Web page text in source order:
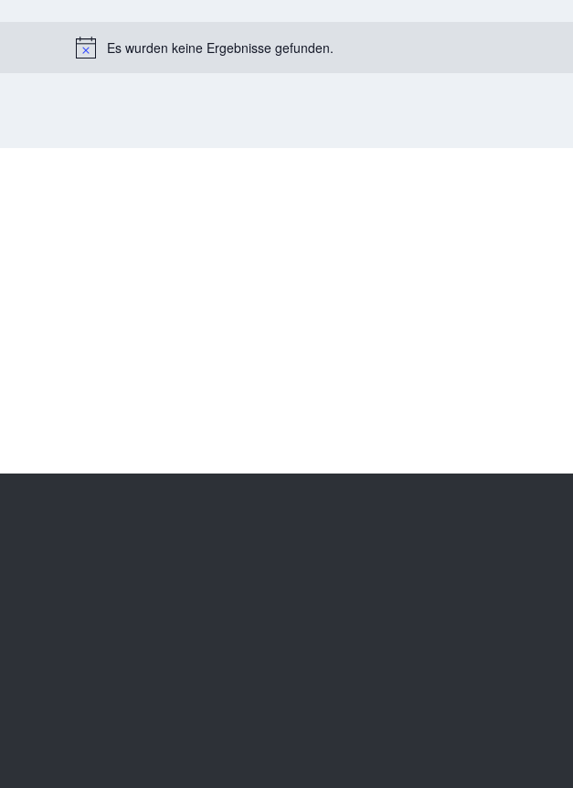
Notice
Es wurden keine Ergebnisse gefunden.